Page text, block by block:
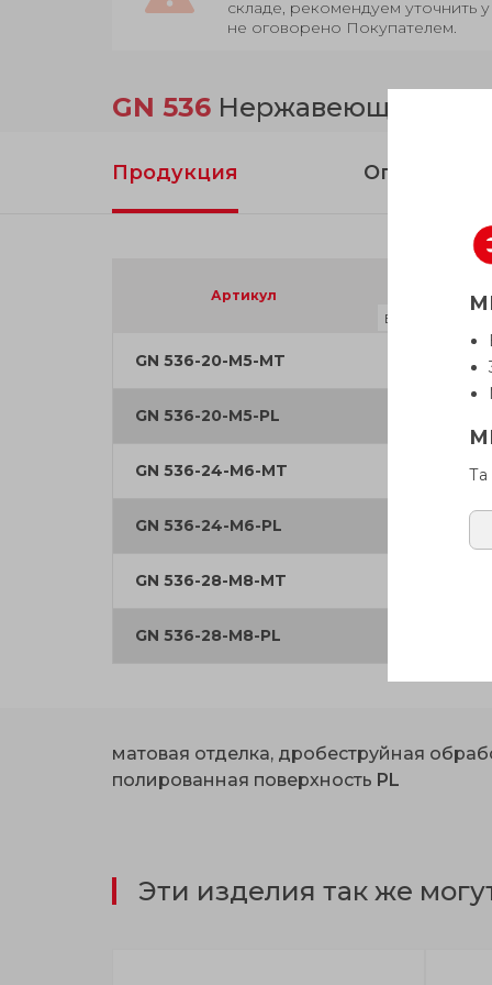
складе, рекомендуем уточнить
не оговорено Покупателем.
GN 536 Нержавеющая
Продукция Описание
Артикул
GN 536-20-M5-MT
GN 536-20-M5-PL
GN 536-24-M6-MT
GN 536-24-M6-PL
GN 536-28-M8-MT
GN 536-28-M8-PL
матовая отделка, дробеструйная
полированная поверхность PL
Эти изделия так же
Та